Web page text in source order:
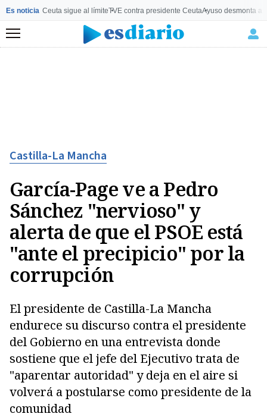
Es noticia Ceuta sigue al límiteTVE contra presidente CeutaAyuso desmonta a
Menú
Castilla-La Mancha
García-Page ve a Pedro
Sánchez "nervioso" y
alerta de que el PSOE está
"ante el precipicio" por la
corrupción
El presidente de Castilla-La Mancha
endurece su discurso contra el presidente
del Gobierno en una entrevista donde
sostiene que el jefe del Ejecutivo trata de
"aparentar autoridad" y deja en el aire si
volverá a postularse como presidente de la
comunidad